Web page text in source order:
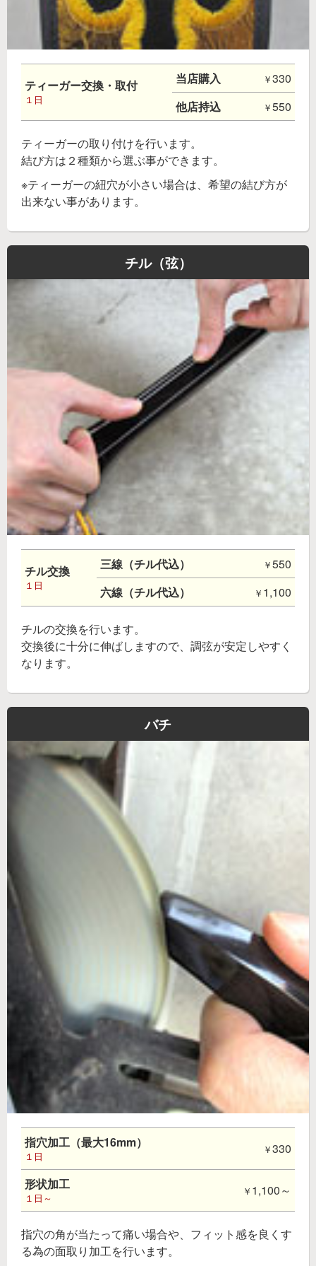
ティーガー交換・取付
１日
当店購入
330
他店持込
550
ティーガーの取り付けを行います。
結び方は２種類から選ぶ事ができます。
※ティーガーの紐穴が小さい場合は、希望の結び方が
出来ない事があります。
チル（弦）
チル交換
１日
三線（チル代込）
550
六線（チル代込）
1,100
チルの交換を行います。
交換後に十分に伸ばしますので、調弦が安定しやすく
なります。
バチ
指穴加工（最大16mm）
１日 330
形状加工
１日～ 1,100～
指穴の角が当たって痛い場合や、フィット感を良くす
る為の面取り加工を行います。